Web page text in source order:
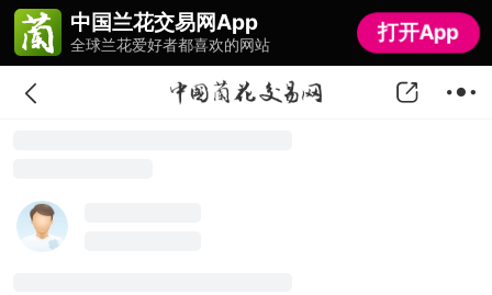
中国兰花交易网App
全球兰花爱好者都喜欢的网站
打开App
中国兰花交易网App
全球兰花爱好者都喜欢的网站
打开App